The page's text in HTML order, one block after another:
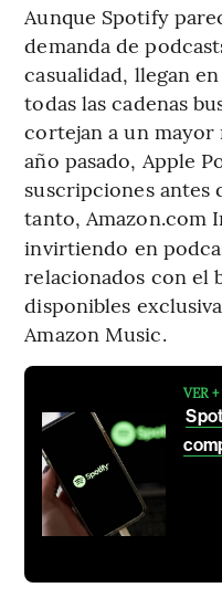
Aunque Spotify
demanda de
casualidad, llegan
todas las cadenas
cortejan a un mayor
año pasado, Apple
suscripciones antes
tanto, Amazon.com
invirtiendo en
relacionados con el
disponibles
Amazon Music.
VER +